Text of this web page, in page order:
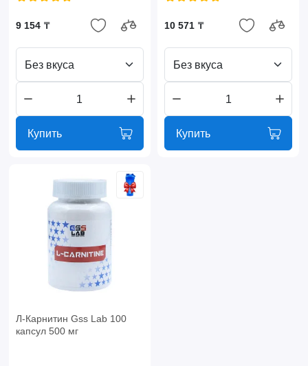
9 154 ₸
Без вкуса
Купить
10 571 ₸
Без вкуса
Купить
Л-Карнитин Gss Lab 100
капсул 500 мг